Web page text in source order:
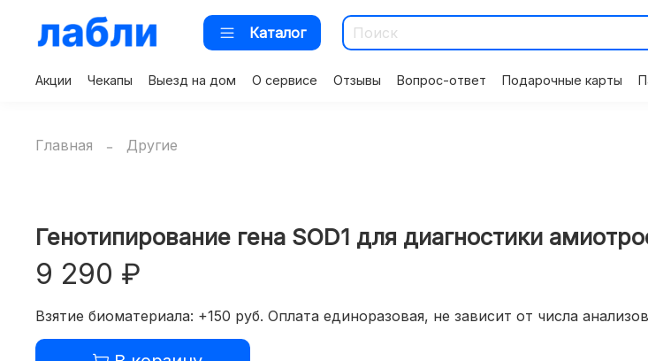
Каталог
Акции Чекапы Выезд на дом О сервисе Отзывы Вопрос-ответ Подарочные карты
Главная Другие
Генотипирование гена SOD1 для диагностики
9 290 ₽
Взятие биоматериала: +150 руб. Оплата единоразовая, не зависит от числа